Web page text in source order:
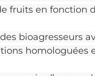
fruits en fonction
bioagresseurs
homologuées